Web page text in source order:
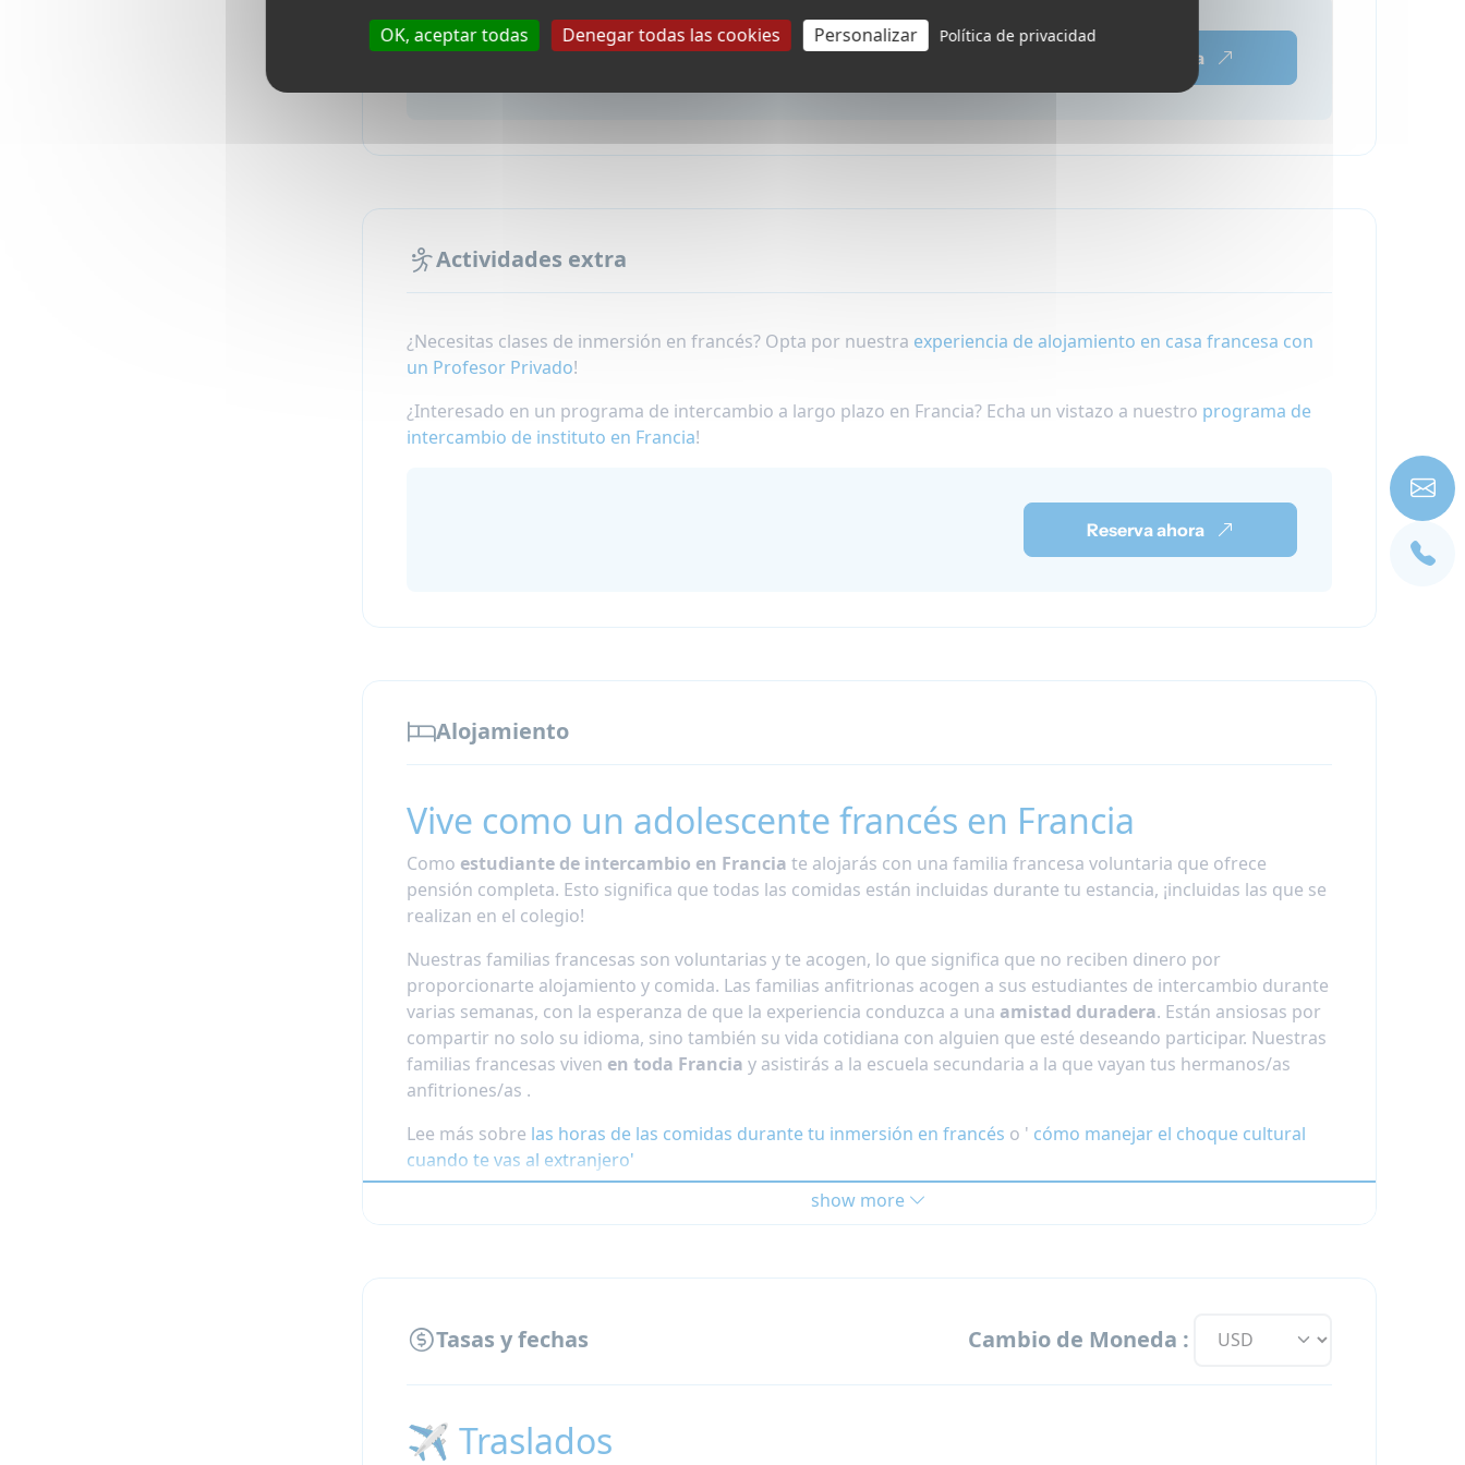
Reserva ahora
Actividades extra
¿Necesitas clases de inmersión en francés? Opta por nuestra experiencia de alojamiento en casa francesa con
un Profesor Privado!
¿Interesado en un programa de intercambio a largo plazo en Francia? Echa un vistazo a nuestro programa de
intercambio de instituto en Francia!
Reserva ahora
Alojamiento
Vive como un adolescente francés en Francia
Como estudiante de intercambio en Francia te alojarás con una familia francesa voluntaria que ofrece
pensión completa. Esto significa que todas las comidas están incluidas durante tu estancia, ¡incluidas las que se
realizan en el colegio!
Nuestras familias francesas son voluntarias y te acogen, lo que significa que no reciben dinero por
proporcionarte alojamiento y comida. Las familias anfitrionas acogen a sus estudiantes de intercambio durante
varias semanas, con la esperanza de que la experiencia conduzca a una amistad duradera. Están ansiosas por
compartir no solo su idioma, sino también su vida cotidiana con alguien que esté deseando participar. Nuestras
familias francesas viven en toda Francia y asistirás a la escuela secundaria a la que vayan tus hermanos/as
anfitriones/as .
Lee más sobre las horas de las comidas durante tu inmersión en francés o ' cómo manejar el choque cultural
cuando te vas al extranjero'
show more
Tasas y fechas Cambio de Moneda :
✈️ Traslados
OK, aceptar todas Denegar todas las cookies Personalizar Política de privacidad